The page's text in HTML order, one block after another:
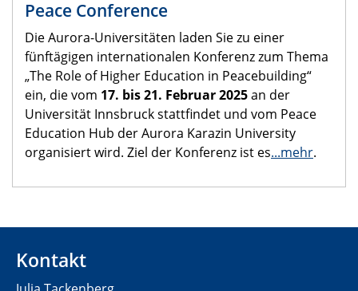
Aktuelles || CfP || Deadline: 31. Oktober 2024
Call for Papers: AURORA International
Peace Conference
Die Aurora-Universitäten laden Sie zu einer
„The Role of Higher Education in Peacebuilding“
Universität Innsbruck stattfindet und vom Peace
organisiert wird. Ziel der Konferenz ist es